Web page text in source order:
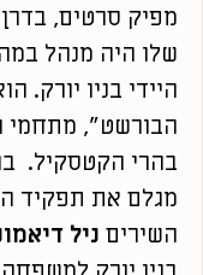
מפיק סרטים,
שלו היה מנהל
היידי בניו יורק.
הבורשט", מתחמי
מגלם את תפקיד
השירים ניל